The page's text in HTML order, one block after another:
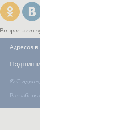
Вопросы сотрудничества и совместной
© Стадион, 1998-2026
Разработка и поддержка ООО НАИТ
Адресов в новостной рассылке: 996
Подпишись